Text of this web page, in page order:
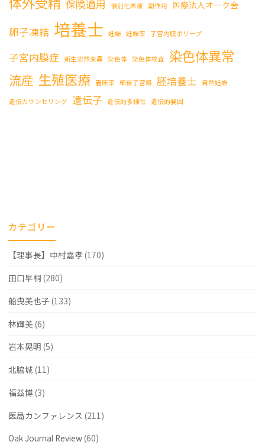
保険適用 個別化医療 副作用 医療法人オーク会
卵子凍結 培養士 妊娠 妊娠率 子宮内膜ポリープ
子宮内膜症 新生突然変異 染色体 染色体検査 染色体異常
流産 生殖医療 着床率 細径子宮鏡 胚培養士 自然妊娠
遺伝カウンセリング 遺伝子 遺伝的多様性 遺伝的要因
カテゴリー
【理事長】中村嘉孝(170)
田口早桐 (280)
船曳美也子 (133)
林輝美 (6)
岩本晃明 (5)
北脇城 (11)
福益博 (3)
医局カンファレンス (211)
Oak Journal Review(60)